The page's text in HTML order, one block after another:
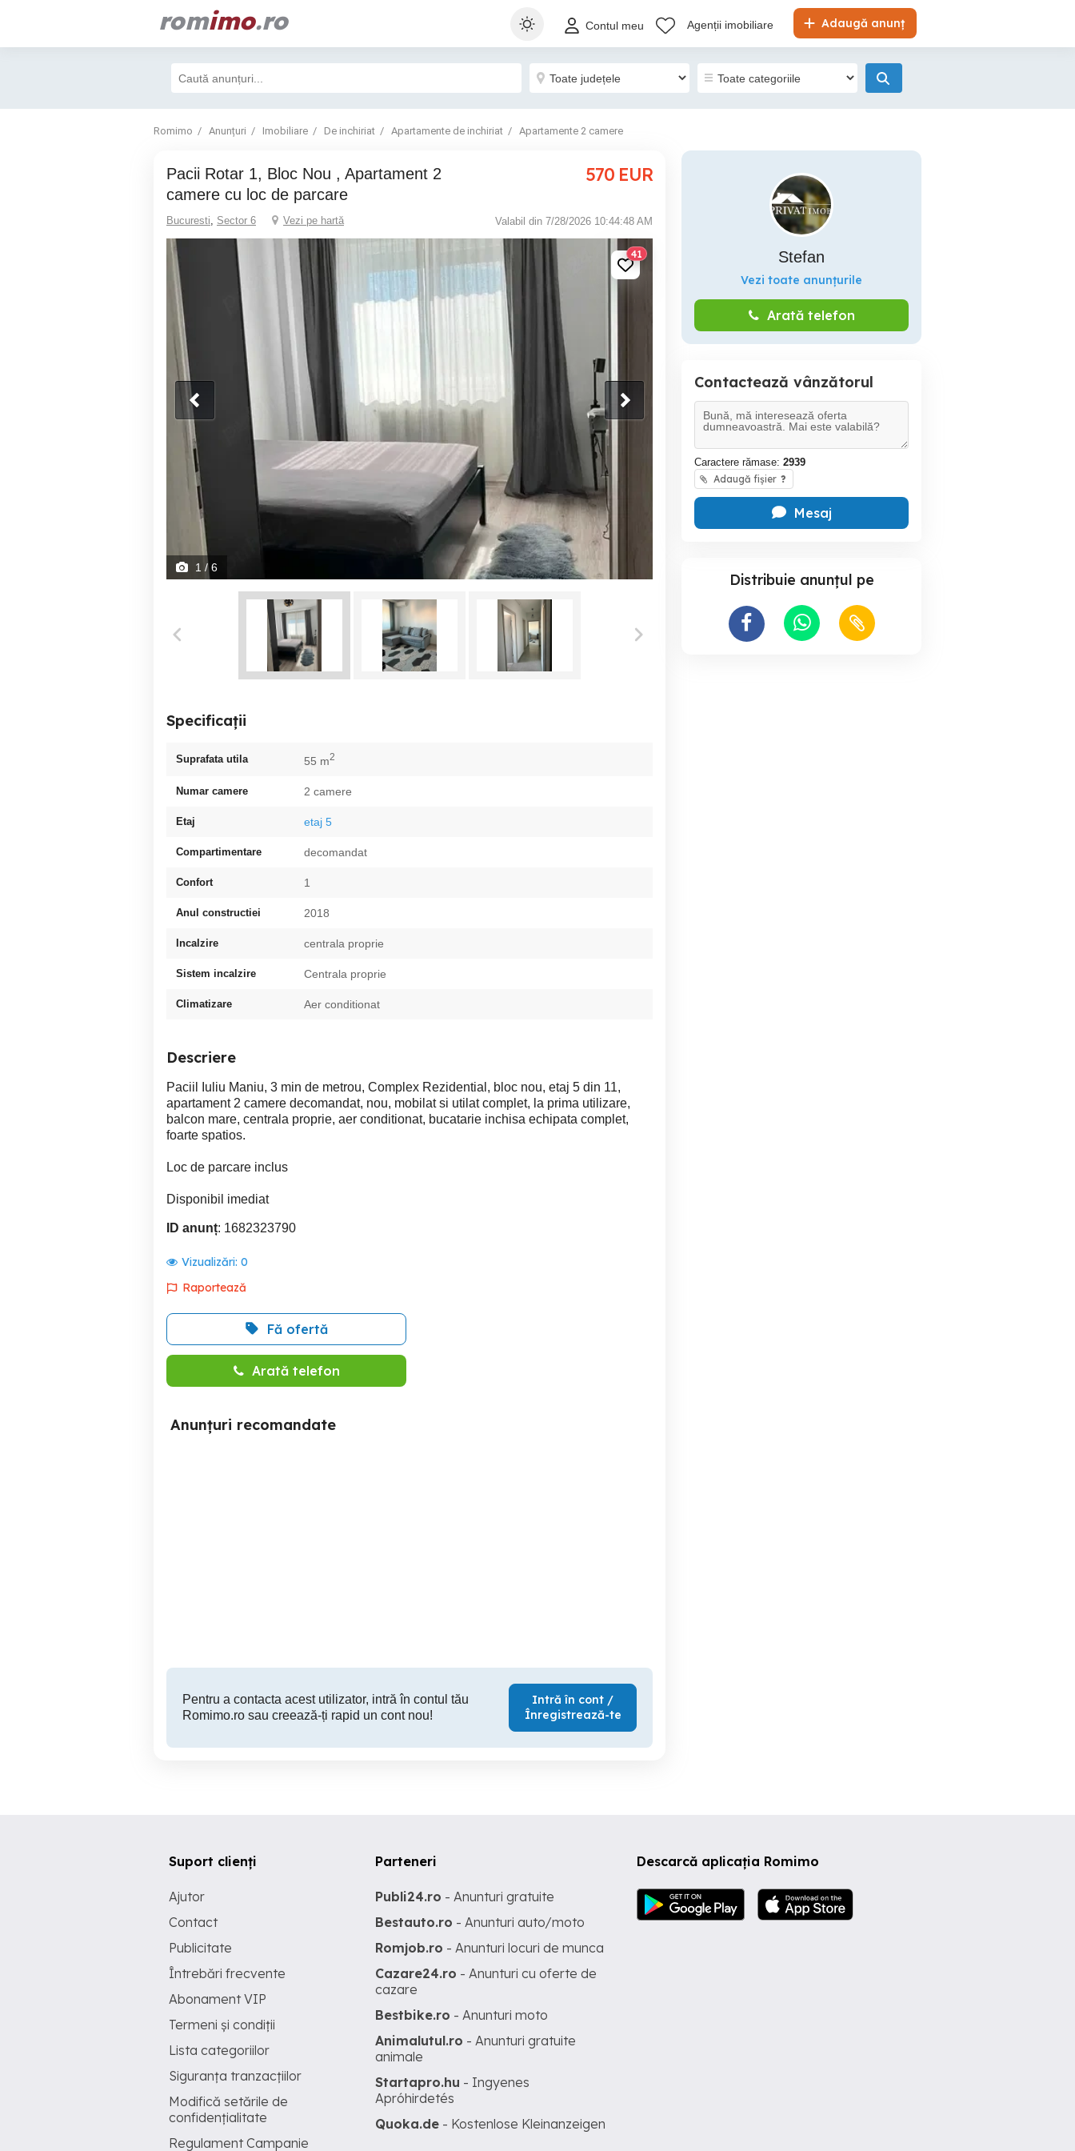
romimo.ro Adaugă anunț
Contul meu Agenții imobiliare
Romimo Anunțuri Imobiliare De inchiriat Apartamente de inchiriat Apartamente 2 camere
Pacii Rotar 1, Bloc Nou , Apartament 2
camere cu loc de parcare
570 EUR
Bucuresti, Sector 6 Vezi pe hartă Valabil din 7/28/2026 10:44:48 AM
41
1 / 6
Specificații
Suprafata utila 55 m2
Numar camere 2 camere
Etaj etaj 5
Compartimentare decomandat
Confort 1
Anul constructiei 2018
Incalzire centrala proprie
Sistem incalzire Centrala proprie
Climatizare Aer conditionat
Descriere
Paciil Iuliu Maniu, 3 min de metrou, Complex Rezidential, bloc nou, etaj 5 din 11,
apartament 2 camere decomandat, nou, mobilat si utilat complet, la prima utilizare,
balcon mare, centrala proprie, aer conditionat, bucatarie inchisa echipata complet,
foarte spatios.
Loc de parcare inclus
Disponibil imediat
ID anunț: 1682323790
Vizualizări: 0
Raportează
Fă ofertă
Arată telefon
Anunțuri recomandate
Pentru a contacta acest utilizator, intră în contul tău
Romimo.ro sau creează-ți rapid un cont nou!
Intră în cont /
Înregistrează-te
Stefan
Vezi toate anunțurile
Arată telefon
Contactează vânzătorul
Caractere rămase: 2939
Adaugă fișier ?
Mesaj
Distribuie anunțul pe
Descarcă aplicația Romimo
Suport clienți
Ajutor
Contact
Publicitate
Întrebări frecvente
Abonament VIP
Termeni și condiții
Lista categoriilor
Siguranța tranzacțiilor
Modifică setările de
confidențialitate
Regulament Campanie
Parteneri
Publi24.ro - Anunturi gratuite
Bestauto.ro - Anunturi auto/moto
Romjob.ro - Anunturi locuri de munca
Cazare24.ro - Anunturi cu oferte de
cazare
Bestbike.ro - Anunturi moto
Animalutul.ro - Anunturi gratuite
animale
Startapro.hu - Ingyenes
Apróhirdetés
Quoka.de - Kostenlose Kleinanzeigen